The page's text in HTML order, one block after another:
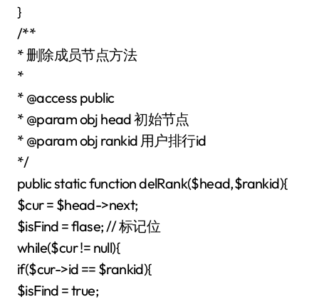
}
/**
* 删除成员节点方法
*
* @access public
* @param obj head 初始节点
* @param obj rankid 用户排行id
*/
public static function delRank($head,$rankid){
$cur = $head->next;
$isFind = flase; // 标记位
while($cur != null){
if($cur->id == $rankid){
$isFind = true;